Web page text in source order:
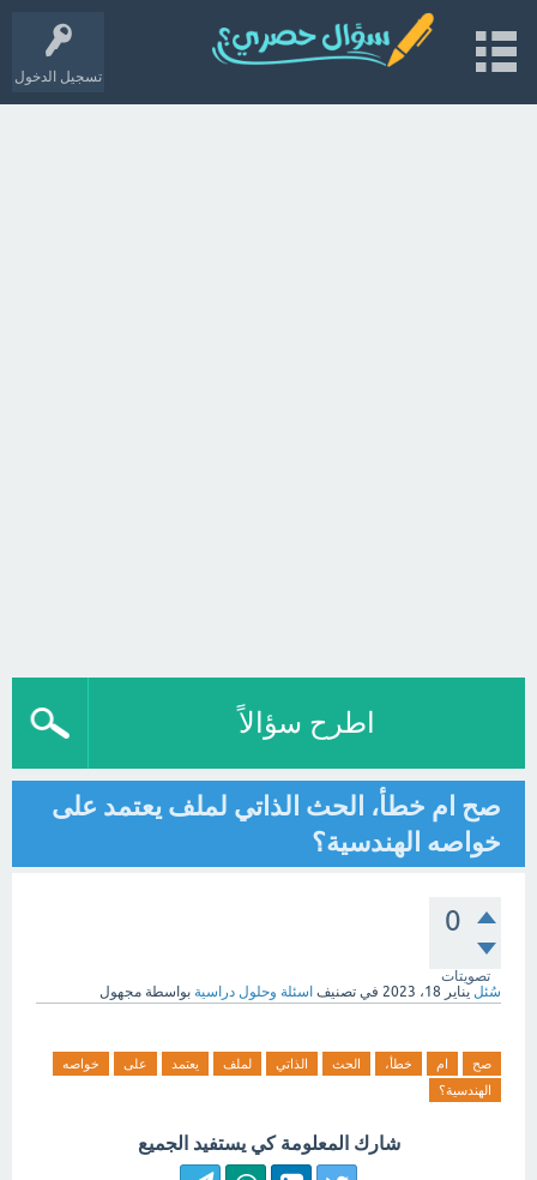
تسجيل الدخول
اطرح سؤالاً
صح ام خطأ، الحث الذاتي لملف يعتمد على
خواصه الهندسية؟
0
تصويتات
سُئل يناير 18، 2023 في تصنيف اسئلة وحلول دراسية بواسطة مجهول
صح ام خطأ، الحث الذاتي لملف يعتمد على
خواصه
الهندسية؟
شارك المعلومة كي يستفيد الجميع